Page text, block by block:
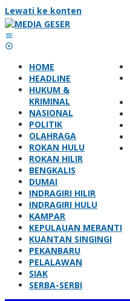
Lewati ke konten
HOME
HEADLINE
HUKUM &
KRIMINAL
NASIONAL
POLITIK
OLAHRAGA
ROKAN HULU
ROKAN HILIR
BENGKALIS
DUMAI
INDRAGIRI HILIR
INDRAGIRI HULU
KAMPAR
KEPULAUAN MERANTI
KUANTAN SINGINGI
PEKANBARU
PELALAWAN
SIAK
SERBA-SERBI